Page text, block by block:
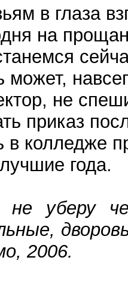
в глаза
на
может,
не
приказ
в колледже
года.
уберу
2006.